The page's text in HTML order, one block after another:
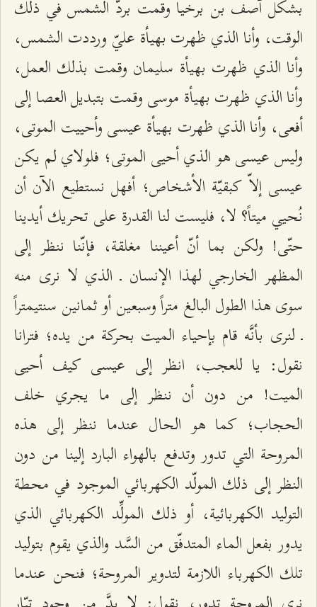
بشكل آصف بن برخيا وقمت بردّ الشمس في ذلك
الوقت، وأنا الذي ظهرت بهيأة عليّ ورددت الشمس،
وأنا الذي ظهرت بهيأة سليمان وقمت بذلك العمل،
وأنا الذي ظهرت بهيأة موسى وقمت بتبديل العصا إلى
أفعى، وأنا الذي ظهرت بهيأة عيسى وأحييت الموتى،
وليس عيسى هو الذي أحيى الموتى؛ فلولاي لم يكن
عيسى إلاّ كبقيّة الأشخاص؛ أفهل نستطيع الآن أن
نُحيي ميتاً؟ لا، فليست لنا القدرة على تحريك أيدينا
حتّى! ولكن بما أنّ أعيننا مغلقة، فإنّنا ننظر إلى
المظهر الخارجي لهذا الإنسان ـ الذي لا نرى منه
سوى هذا الطول البالغ متراً وسبعين أو ثمانين سنتيمتراً
ـ لنرى بأنَّه قام بإحياء الميت بحركة من يده؛ فترانا
نقول: يا للعجب، انظر إلى عيسى كيف أحيى
الميت! من دون أن ننظر إلى ما يجري خلف
الحجاب؛ كما هو الحال عندما ننظر إلى هذه
المروحة التي تدور وتدفع بالهواء البارد إلينا من دون
النظر إلى ذلك المولّد الكهربائي الموجود في محطة
التوليد الكهربائية، أو ذلك المولِّد الكهربائي الذي
يدور بفعل الماء المتدفّق من السَّد والذي يقوم بتوليد
تلك الكهرباء اللازمة لتدوير المروحة؛ فنحن عندما